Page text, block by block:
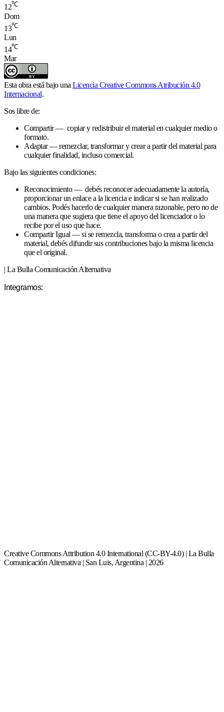
12℃
Dom
13℃
Lun
14℃
Mar
Esta obra está bajo una Licencia Creative Commons Atribución 4.0
Internacional.
Sos libre de:
Compartir — copiar y redistribuir el material en cualquier medio o
formato.
Adaptar — remezclar, transformar y crear a partir del material para
cualquier finalidad, incluso comercial.
Bajo las siguientes condiciones:
Reconocimiento — debés reconocer adecuadamente la autoría,
proporcionar un enlace a la licencia e indicar si se han realizado
cambios. Podés hacerlo de cualquier manera razonable, pero no de
una manera que sugiera que tiene el apoyo del licenciador o lo
recibe por el uso que hace.
Compartir Igual — si se remezcla, transforma o crea a partir del
material, debés difundir sus contribuciones bajo la misma licencia
que el original.
| La Bulla Comunicación Alternativa
Integramos:
Creative Commons Attribution 4.0 International (CC-BY-4.0) | La Bulla
Comunicación Alternativa | San Luis, Argentina | 2026